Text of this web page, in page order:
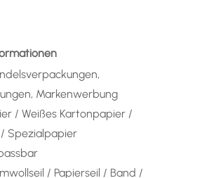
Markenwerbung
/ Weißes Kartonpapier /
Spezialpapier
/ Papierseil / Band /